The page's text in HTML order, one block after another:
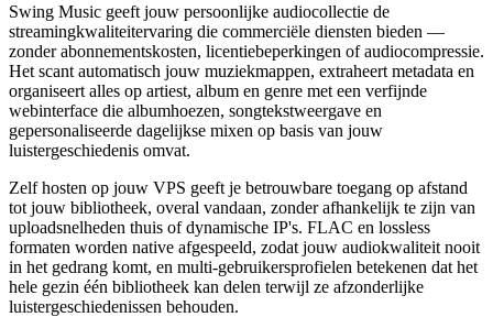
Swing Music geeft jouw persoonlijke audiocollectie de
streamingkwaliteitervaring die commerciële diensten bieden —
zonder abonnementskosten, licentiebeperkingen of audiocompressie.
Het scant automatisch jouw muziekmappen, extraheert metadata en
organiseert alles op artiest, album en genre met een verfijnde
webinterface die albumhoezen, songtekstweergave en
gepersonaliseerde dagelijkse mixen op basis van jouw
luistergeschiedenis omvat.
Zelf hosten op jouw VPS geeft je betrouwbare toegang op afstand
tot jouw bibliotheek, overal vandaan, zonder afhankelijk te zijn van
uploadsnelheden thuis of dynamische IP's. FLAC en lossless
formaten worden native afgespeeld, zodat jouw audiokwaliteit nooit
in het gedrang komt, en multi-gebruikersprofielen betekenen dat het
hele gezin één bibliotheek kan delen terwijl ze afzonderlijke
luistergeschiedenissen behouden.